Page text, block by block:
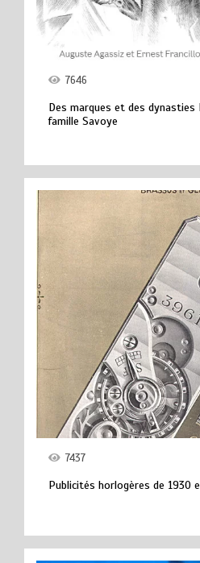
7646
Des marques et des dynasties
famille Savoye
7437
Publicités horlogères de 1930